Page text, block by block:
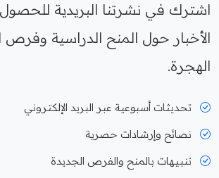
اشترك في نشرتنا البريدية
الأخبار حول المنح الدراسية وفرص
الهجرة.
تحديثات أسبوعية عبر البريد الإلكتروني
نصائح وإرشادات حصرية
تنبيهات بالمنح والفرص الجديدة